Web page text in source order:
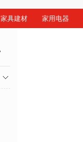
家具建材 家用电器